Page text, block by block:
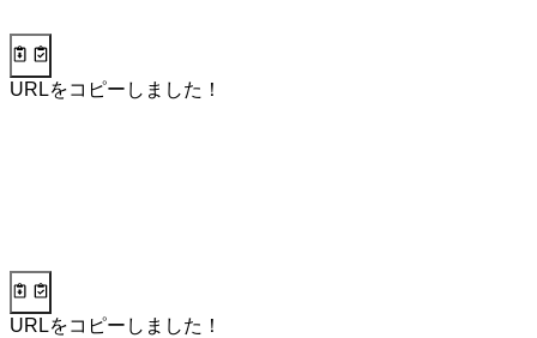
URLをコピーしました！
URLをコピーしました！